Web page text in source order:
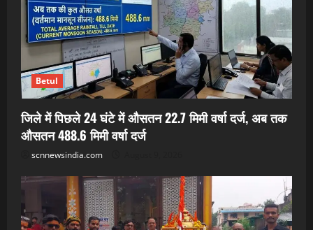
Betul
जिले में पिछले 24 घंटे में औसतन 22.7 मिमी वर्षा दर्ज, अब तक
औसतन 488.6 मिमी वर्षा दर्ज
scnnewsindia.com